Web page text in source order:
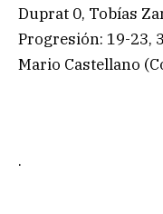
Duprat 0, Tobías
Progresión: 19-23,
Mario Castellano
.